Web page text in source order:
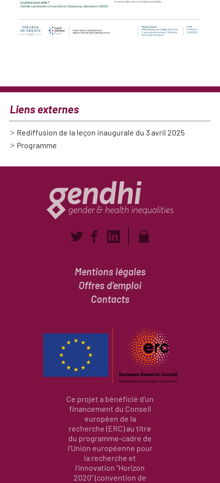
Liens externes
Rediffusion de la leçon inaugurale du 3 avril 2025
Programme
Mentions légales
Offres d’emploi
Contacts
Ce projet a bénéficié d’un
financement du Conseil
européen de la
recherche (ERC) au titre
du programme-cadre de
l’Union européenne pour
la recherche et
l’innovation "Horizon
2020" (convention de